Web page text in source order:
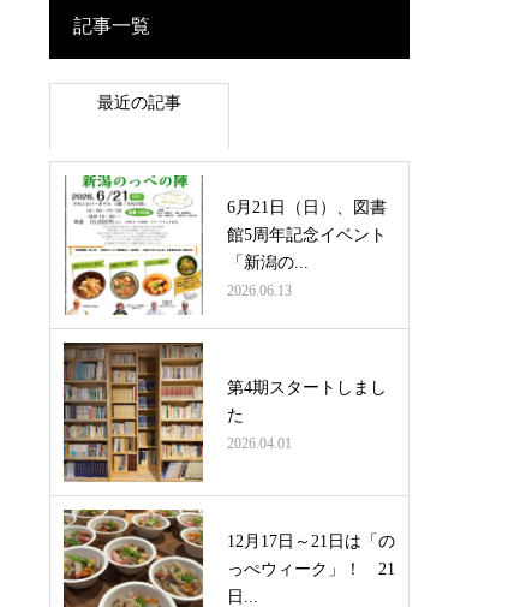
記事一覧
最近の記事
6月21日（日）、図書
館5周年記念イベント
「新潟の...
2026.06.13
第4期スタートしまし
た
2026.04.01
12月17日～21日は「の
っぺウィーク」！ 21
日...